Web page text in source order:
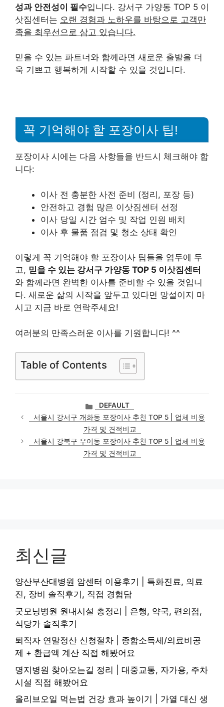
성과 안전성이 필수입니다. 강서구 가양동 TOP 5 이
삿짐센터는 오랜 경험과 노하우를 바탕으로 고객만
족을 최우선으로 삼고 있습니다.
믿을 수 있는 파트너와 함께라면 새로운 출발을 더
욱 기쁘고 행복하게 시작할 수 있을 것입니다.
꼭 기억해야 할 포장이사 팁!
포장이사 시에는 다음 사항들을 반드시 체크해야 합
니다:
이사 전 충분한 사전 준비 (정리, 포장 등)
안전하고 경험 많은 이삿짐센터 선정
이사 당일 시간 엄수 및 작업 인원 배치
이사 후 물품 점검 및 청소 상태 확인
이렇게 꼭 기억해야 할 포장이사 팁들을 염두에 두
고, 믿을 수 있는 강서구 가양동 TOP 5 이삿짐센터
와 함께라면 완벽한 이사를 준비할 수 있을 것입니
다. 새로운 삶의 시작을 앞두고 있다면 망설이지 마
시고 지금 바로 연락주세요!
여러분의 만족스러운 이사를 기원합니다! ^^
Table of Contents
카
테
고
리
DEFAULT
서울시 강서구 개화동 포장이사 추천 TOP 5 | 업체 비용
가격 및 견적비교
서울시 강북구 우이동 포장이사 추천 TOP 5 | 업체 비용
가격 및 견적비교
최신글
양산부산대병원 암센터 이용후기 | 특화진료, 의료
진, 장비 솔직후기, 직접 경험담
굿모닝병원 원내시설 총정리 | 은행, 약국, 편의점,
식당가 솔직후기
퇴직자 연말정산 신청절차 | 종합소득세/의료비공
제 + 환급액 계산 직접 해봤어요
명지병원 찾아오는길 정리 | 대중교통, 자가용, 주차
시설 직접 해봤어요
올리브오일 먹는법 건강 효과 높이기 | 가열 대신 생